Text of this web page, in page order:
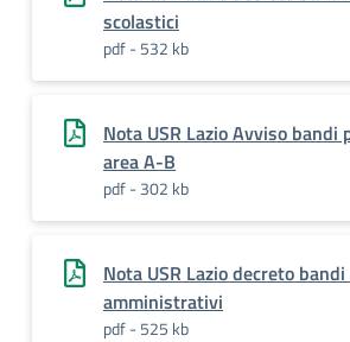
scolastici
pdf - 532 kb
Nota USR Lazio Avviso bandi
area A-B
pdf - 302 kb
Nota USR Lazio decreto
amministrativi
pdf - 525 kb